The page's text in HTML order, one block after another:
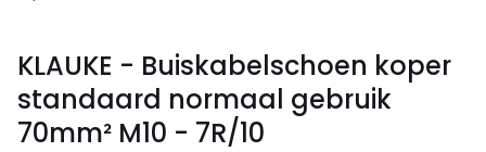
KLAUKE - Buiskabelschoen koper
standaard normaal gebruik
70mm² M10 - 7R/10